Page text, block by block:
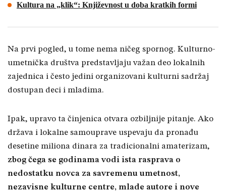
Kultura na „klik“: Književnost u doba kratkih formi
Na prvi pogled, u tome nema ničeg spornog. Kulturno-
umetnička društva predstavljaju važan deo lokalnih
zajednica i često jedini organizovani kulturni sadržaj
dostupan deci i mladima.
Ipak, upravo ta činjenica otvara ozbiljnije pitanje. Ako
država i lokalne samouprave uspevaju da pronađu
desetine miliona dinara za tradicionalni amaterizam,
zbog čega se godinama vodi ista rasprava o
nedostatku novca za savremenu umetnost,
nezavisne kulturne centre, mlade autore i nove